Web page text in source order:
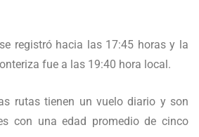
registró hacia las 17:45 horas y la
fue a las 19:40 hora local.
rutas tienen un vuelo diario y son
con una edad promedio de cinco